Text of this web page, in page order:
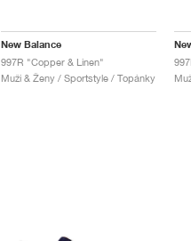
New Balance
997R "Copper & Linen"
Muži & Ženy / Sportstyle / Topánky